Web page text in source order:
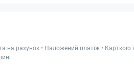
на рахунок • Наложений платіж • Карткою і